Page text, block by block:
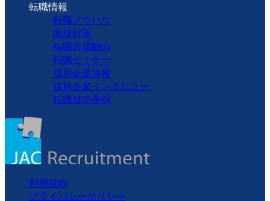
転職情報
転職ノウハウ
面接対策
転職市場動向
転職セミナー
採用企業情報
採用企業インタビュー
転職成功事例
利用規約
プライバシーポリシー